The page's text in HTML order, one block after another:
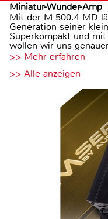
Miniatur-Wunder-Amp
Mit der M-500.4 MD
Generation seiner
Superkompakt und
wollen wir uns
>> Mehr erfahren
>> Alle anzeigen